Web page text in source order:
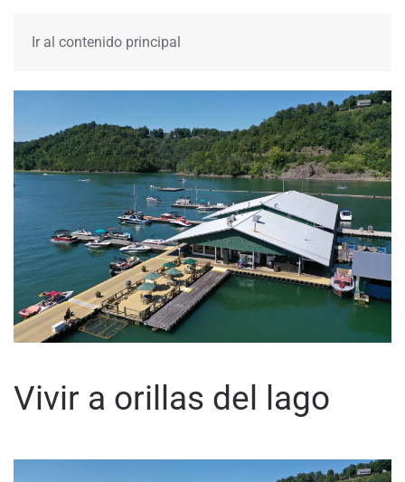
Ir al contenido principal
Vivir a orillas del lago